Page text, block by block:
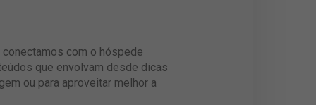
com o hóspede
que envolvam desde dicas
ou para aproveitar melhor a